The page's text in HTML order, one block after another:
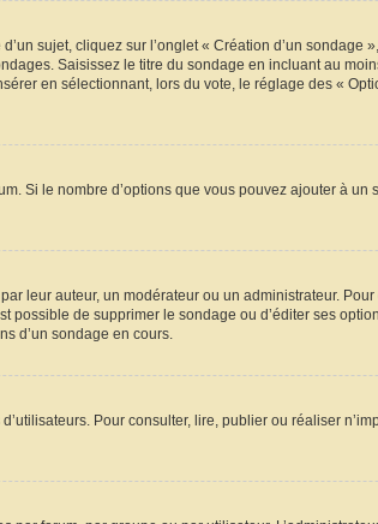
sujet, cliquez sur l’onglet « Création d’un
Saisissez le titre du sondage en incluant au
en sélectionnant, lors du vote, le réglage des «
Si le nombre d’options que vous pouvez ajouter à
leur auteur, un modérateur ou un administrateur.
possible de supprimer le sondage ou d’éditer ses
d’un sondage en cours.
Pour consulter, lire, publier ou réaliser